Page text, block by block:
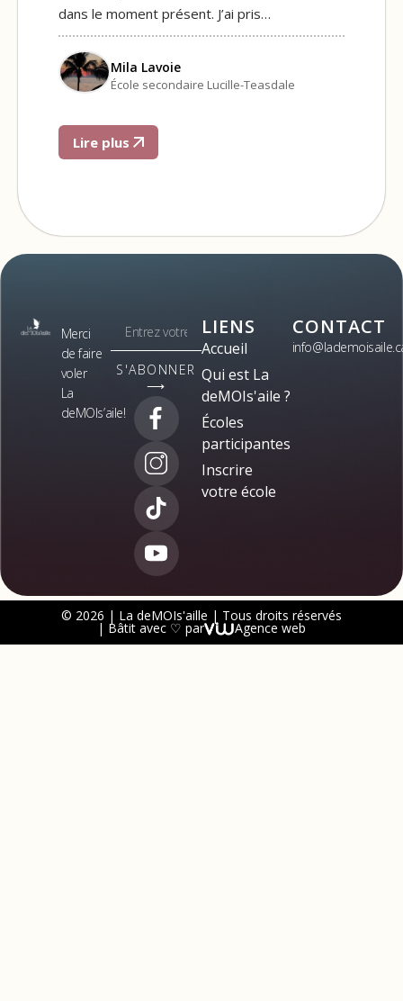
dans le moment présent. J’ai pris…
Mila Lavoie
École secondaire Lucille-Teasdale
Lire plus
Merci
de faire
voler
La
deMOIs’aile!
S'ABONNER
⟶
LIENS
Accueil
Qui est La
deMOIs'aile ?
Écoles
participantes
Inscrire
votre école
CONTACT
© 2026 | La deMOIs'aille | Tous droits réservés
| Bâtit avec ♡ par Agence web